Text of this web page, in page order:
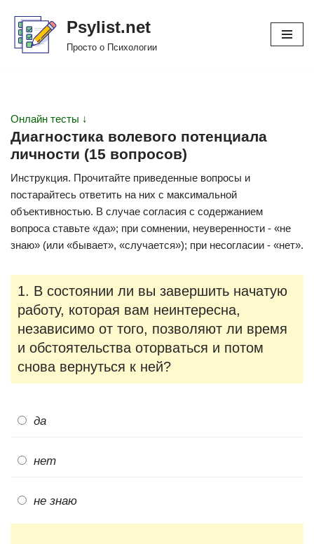
Перейти
Psylist.net
Просто о Психологии
Онлайн тесты ↓
Диагностика волевого потенциала
личности (15 вопросов)
Инструкция. Прочитайте приведенные вопросы и
постарайтесь ответить на них с максимальной
объективностью. В случае согласия с содержанием
вопроса ставьте «да»; при сомнении, неуверенности - «не
знаю» (или «бывает», «случается»); при несогласии - «нет».
1. В состоянии ли вы завершить начатую
работу, которая вам неинтересна,
независимо от того, позволяют ли время
и обстоятельства оторваться и потом
снова вернуться к ней?
да
нет
не знаю